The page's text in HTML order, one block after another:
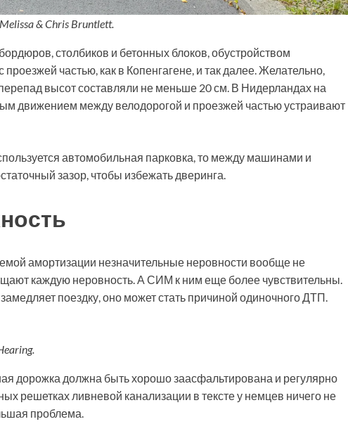
& Chris Bruntlett.
столбиков и бетонных блоков, обустройством
частью, как в Копенгагене, и так далее. Желательно,
высот составляли не меньше 20 см. В Нидерландах на
движением между велодорогой и проезжей частью устраивают
автомобильная парковка, то между машинами и
зазор, чтобы избежать дверинга.
амортизации незначительные неровности вообще не
каждую неровность. А СИМ к ним еще более чувствительны.
поездку, оно может стать причиной одиночного ДТП.
дорожка должна быть хорошо заасфальтирована и регулярно
решетках ливневой канализации в тексте у немцев ничего не
проблема.